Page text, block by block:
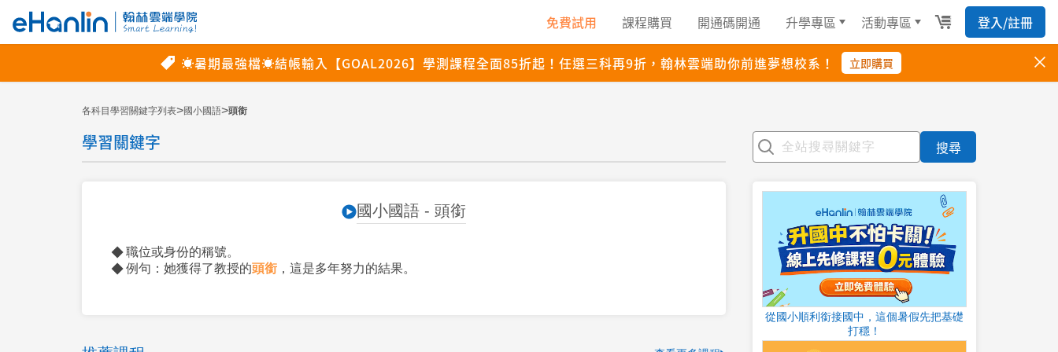
各科目學習關鍵字列表>國小國語>頭銜
學習關鍵字 搜尋
國小國語 - 頭銜
職位或身份的稱號。
例句：她獲得了教授的頭銜 ，這是多年努力的結果。
從國小順利銜接國中，這個暑假先把基礎
打穩！